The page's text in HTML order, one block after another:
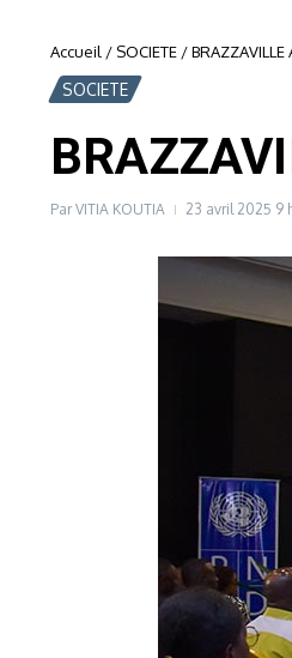
Accueil / SOCIETE /BRAZZAVILLE
SOCIETE
ParVITIA KOUTIA 23 avril 2025 9